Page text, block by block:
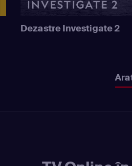
Dezastre Investigate 2